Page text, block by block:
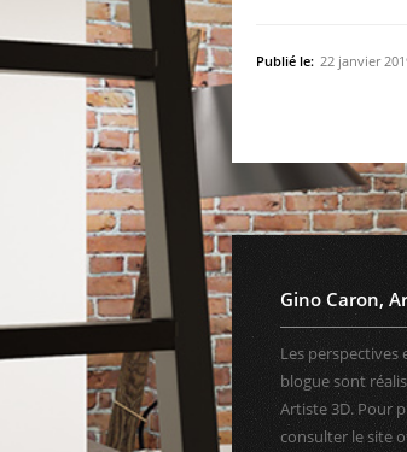
Publié le: 22 janvier
Gino Caron,
Les perspectives
blogue sont
Artiste 3D. Pour
consulter le site